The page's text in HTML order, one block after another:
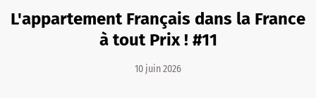
L'appartement Français dans la France
à tout Prix ! #11
10 juin 2026